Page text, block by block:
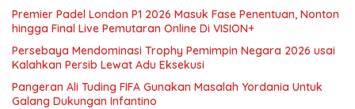
Premier Padel London P1 2026 Masuk Fase Penentuan, Nonton
hingga Final Live Pemutaran Online Di VISION+
Persebaya Mendominasi Trophy Pemimpin Negara 2026 usai
Kalahkan Persib Lewat Adu Eksekusi
Pangeran Ali Tuding FIFA Gunakan Masalah Yordania Untuk
Galang Dukungan Infantino